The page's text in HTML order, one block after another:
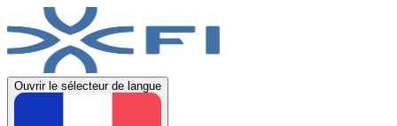
Ouvrir le sélecteur de langue